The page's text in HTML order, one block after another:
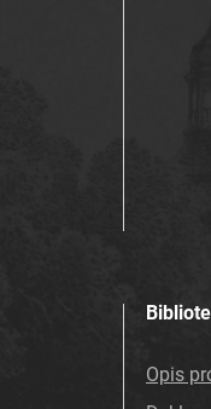
Opis